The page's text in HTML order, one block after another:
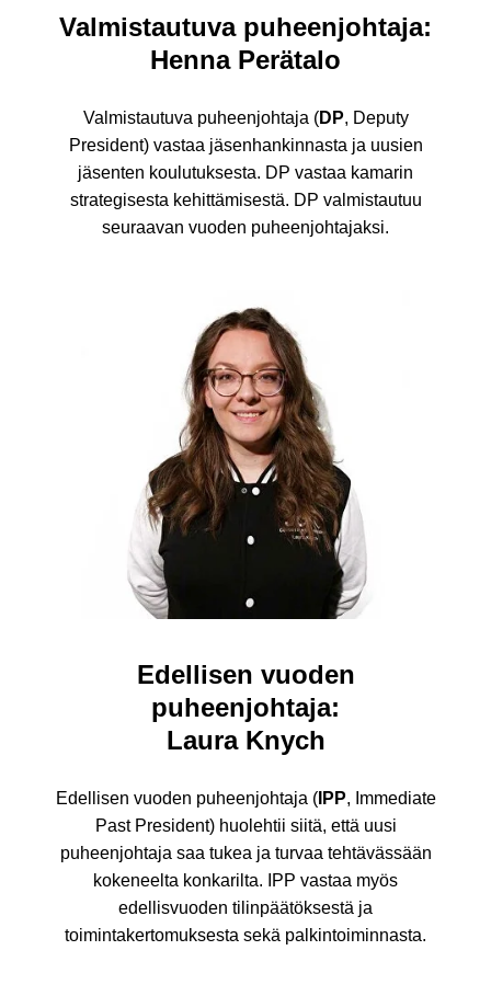
Valmistautuva puheenjohtaja:
Henna Perätalo
Valmistautuva puheenjohtaja (DP, Deputy
President) vastaa jäsenhankinnasta ja uusien
jäsenten koulutuksesta. DP vastaa kamarin
strategisesta kehittämisestä. DP valmistautuu
seuraavan vuoden puheenjohtajaksi.
Edellisen vuoden
puheenjohtaja:
Laura Knych
Edellisen vuoden puheenjohtaja (IPP, Immediate
Past President) huolehtii siitä, että uusi
puheenjohtaja saa tukea ja turvaa tehtävässään
kokeneelta konkarilta. IPP vastaa myös
edellisvuoden tilinpäätöksestä ja
toimintakertomuksesta sekä palkintoiminnasta.